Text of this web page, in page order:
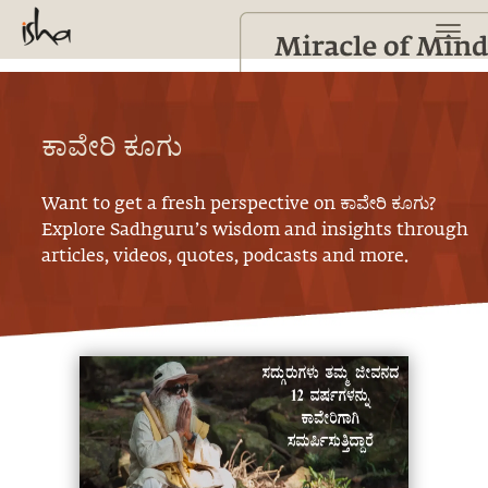
ಕಾವೇರಿ ಕೂಗು
Want to get a fresh perspective on ಕಾವೇರಿ ಕೂಗು?
Explore Sadhguru’s wisdom and insights through
articles, videos, quotes, podcasts and more.